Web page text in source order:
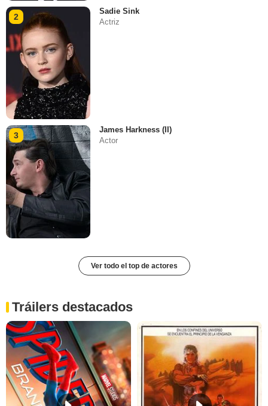
2
Sadie Sink
Actriz
3
James Harkness (II)
Actor
Ver todo el top de actores
Tráilers destacados